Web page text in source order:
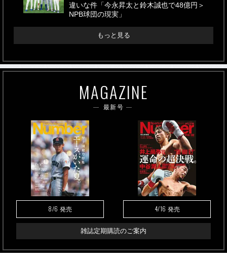
違いな件「今永昇太と鈴木誠也で48億円＞
NPB球団の現実」
もっと見る
MAGAZINE
最新号
8/6 発売 4/16 発売
雑誌定期購読のご案内